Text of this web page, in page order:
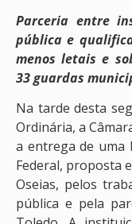
Parceria entre
pública e
menos letais e
33 guardas
Na tarde desta
Ordinária, a
a entrega de uma
Federal, proposta
Oseias, pelos
pública e pela